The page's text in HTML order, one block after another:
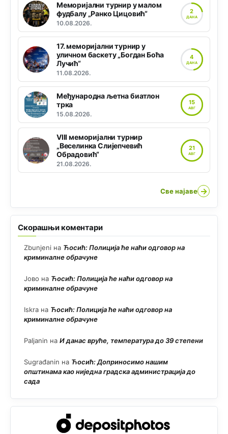
Меморијални турнир у малом
фудбалу „Ранко Цицовић“
10.08.2026.
2
ДАНА
17. меморијални турнир у
уличном баскету „Богдан Боћа
Лучић“
11.08.2026.
4
ДАНА
Међународна љетна биатлон
трка
15.08.2026.
15
АВГ
VIII меморијални турнир
„Веселинка Слијепчевић
Обрадовић“
21.08.2026.
21
АВГ
Све најаве →
Скорашњи коментари
Zbunjeni на Ћосић: Полиција ће наћи одговор на
криминалне обрачуне
Јово на Ћосић: Полиција ће наћи одговор на
криминалне обрачуне
Iskra на Ћосић: Полиција ће наћи одговор на
криминалне обрачуне
Paljanin на И данас вруће, температура до 39 степени
Sugrađanin на Ћосић: Доприносимо нашим
општинама као ниједна градска администрација до
сада